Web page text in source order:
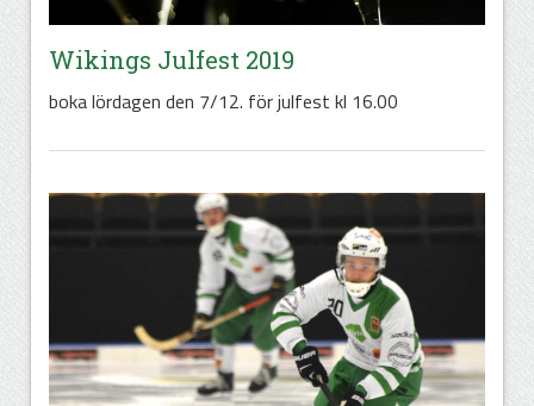
Wikings Julfest 2019
boka lördagen den 7/12. för julfest kl 16.00